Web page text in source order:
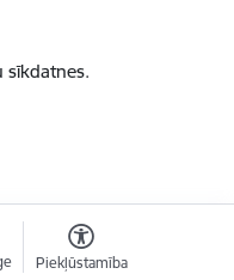
sīkdatnes.
Piekļūstamība